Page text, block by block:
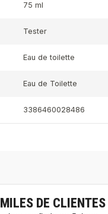
75 ml
Tester
Eau de toilette
Eau de Toilette
3386460028486
MILES DE CLIENTES